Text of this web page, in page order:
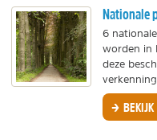
Nationale
6
worden in
deze
BEKIJK